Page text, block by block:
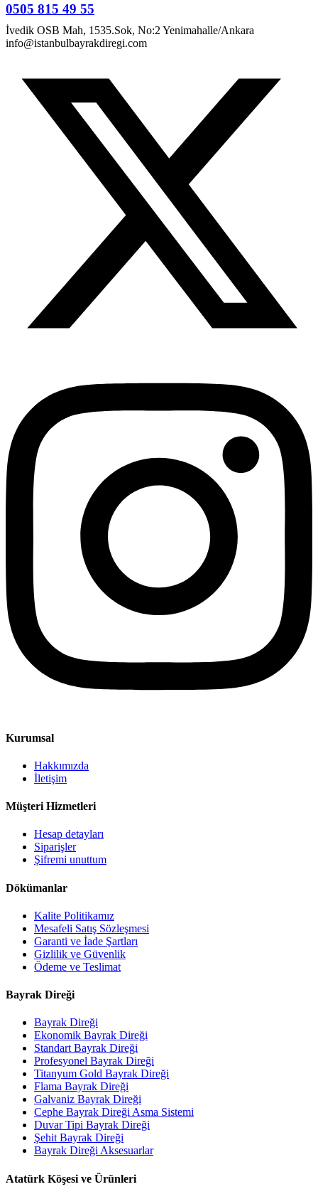
0505 815 49 55
İvedik OSB Mah, 1535.Sok, No:2 Yenimahalle/Ankara
info@istanbulbayrakdiregi.com
Kurumsal
Hakkımızda
İletişim
Müşteri Hizmetleri
Hesap detayları
Siparişler
Şifremi unuttum
Dökümanlar
Kalite Politikamız
Mesafeli Satış Sözleşmesi
Garanti ve İade Şartları
Gizlilik ve Güvenlik
Ödeme ve Teslimat
Bayrak Direği
Bayrak Direği
Ekonomik Bayrak Direği
Standart Bayrak Direği
Profesyonel Bayrak Direği
Titanyum Gold Bayrak Direği
Flama Bayrak Direği
Galvaniz Bayrak Direği
Cephe Bayrak Direği Asma Sistemi
Duvar Tipi Bayrak Direği
Şehit Bayrak Direği
Bayrak Direği Aksesuarlar
Atatürk Köşesi ve Ürünleri